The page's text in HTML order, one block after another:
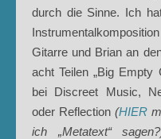
durch die Sinne. Ich
Gitarre und Brian an
acht Teilen „Big Empty
bei Discreet Music,
oder Reflection (HIER
ich „Metatext“